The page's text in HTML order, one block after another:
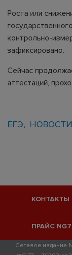
Роста или
контрольно-
зафиксировано.
Сейчас
аттестаций,
ЕГЭ
КОНТАКТЫ
ПРАЙС
Сетевое издание